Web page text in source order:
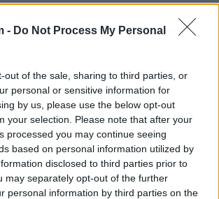
- Do Not Process My Personal
out of the sale, sharing to third parties, or
personal or sensitive information for
by us, please use the below opt-out
your selection. Please note that after your
processed you may continue seeing
based on personal information utilized by
disclosed to third parties prior to
may separately opt-out of the further
personal information by third parties on the
å bli en del av Ski Classics
å trekke til oss skiløpere fra hele
og den flotte løypa i
Vi ser frem til vår første vinter som
og er klare til å ta
sier rennledelsen.
Skinnarloppet 2026 åpnet tirsdag
10:00.